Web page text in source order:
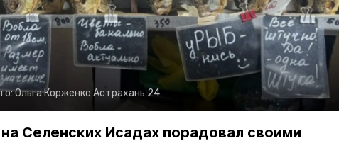
Ольга Корженко Астрахань 24
Селенских Исадах порадовал своими